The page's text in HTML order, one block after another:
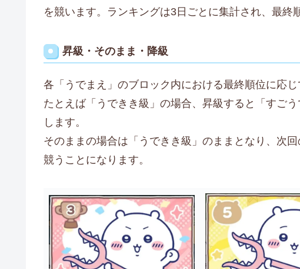
を競います。ランキングは3日ごとに集計され、最終
昇級・そのまま・降級
各「うでまえ」のブロック内における最終順位に応
たとえば「うできき級」の場合、昇級すると「すご
します。
そのままの場合は「うできき級」のままとなり、次
競うことになります。